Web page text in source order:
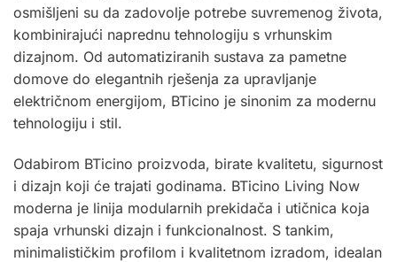
osmišljeni su da zadovolje potrebe suvremenog života,
kombinirajući naprednu tehnologiju s vrhunskim
dizajnom. Od automatiziranih sustava za pametne
domove do elegantnih rješenja za upravljanje
električnom energijom, BTicino je sinonim za modernu
tehnologiju i stil.
Odabirom BTicino proizvoda, birate kvalitetu, sigurnost
i dizajn koji će trajati godinama. BTicino Living Now
moderna je linija modularnih prekidača i utičnica koja
spaja vrhunski dizajn i funkcionalnost. S tankim,
minimalističkim profilom i kvalitetnom izradom, idealan